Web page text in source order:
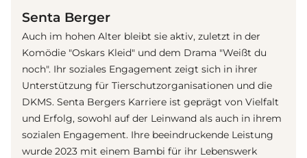
Senta Berger
Auch im hohen Alter bleibt sie aktiv, zuletzt in der
Komödie "Oskars Kleid" und dem Drama "Weißt du
noch". Ihr soziales Engagement zeigt sich in ihrer
Unterstützung für Tierschutzorganisationen und die
DKMS. Senta Bergers Karriere ist geprägt von Vielfalt
und Erfolg, sowohl auf der Leinwand als auch in ihrem
sozialen Engagement. Ihre beeindruckende Leistung
wurde 2023 mit einem Bambi für ihr Lebenswerk